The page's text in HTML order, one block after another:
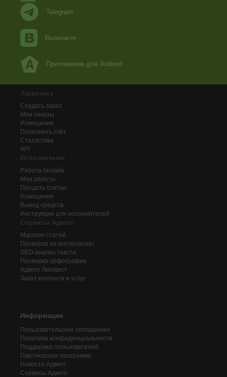
Telegram
Вконтакте
Приложение для Android
Заказчику
Создать заказ
Мои заказы
Извещения
Пополнить счёт
Статистика
API
Исполнителю
Работа онлайн
Мои работы
Продать статью
Извещения
Вывод средств
Инструкции для исполнителей
Сервисы Адвего
Магазин статей
Проверка на антиплагиат
SEO-анализ текста
Проверка орфографии
Адвего Лингвист
Заказ контента и услуг
Информация
Пользовательское соглашение
Политика конфиденциальности
Поддержка пользователей
Партнерская программа
Новости Адвего
Сервисы Адвего